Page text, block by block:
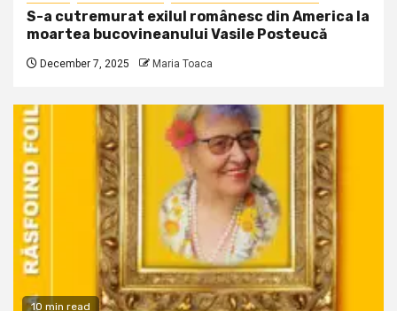
S-a cutremurat exilul românesc din America la
moartea bucovineanului Vasile Posteucă
December 7, 2025 Maria Toaca
10 min read